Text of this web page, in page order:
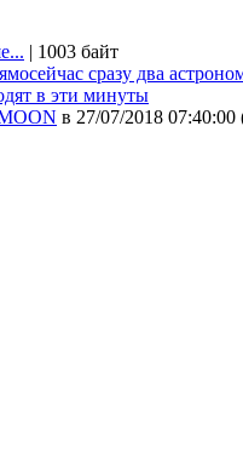
| 1003 байт
сразу два
в эти минуты
в 27/07/2018 07:40:00